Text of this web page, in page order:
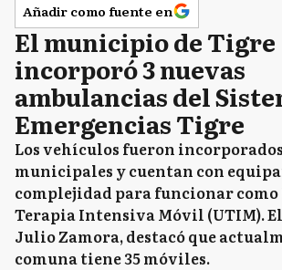
Añadir como fuente en
El municipio de Tigre
incorporó 3 nuevas
ambulancias del
Emergencias Tigre
Los vehículos fueron
municipales y cuentan con
complejidad para funcionar como
Terapia Intensiva Móvil (UTIM).
Julio Zamora, destacó que
comuna tiene 35 móviles.